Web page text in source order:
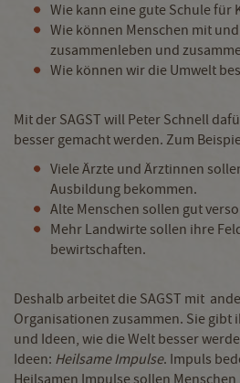
Wie kann eine gute Schule für
Wie können Menschen mit
zusammenleben und
Wie können wir die Umwelt
Mit der SAGST will Peter Schnell
besser gemacht werden. Zum
Viele Ärzte und Ärztinnen
Ausbildung bekommen.
Alte Menschen sollen gut
Mehr Landwirte sollen ihre
bewirtschaften.
Deshalb arbeitet die SAGST mit
Organisationen zusammen. Sie gibt
und Ideen, wie die Welt besser
Ideen: Heilsame Impulse. Impuls